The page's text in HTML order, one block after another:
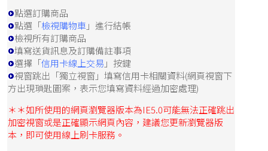
點選訂購商品
點選「檢視購物車 」進行結帳
檢視所有訂購商品
填寫送貨訊息及訂購備註事項
選擇「信用卡線上交易 」按鍵
視窗跳出「獨立視窗」填寫信用卡相關資料(網頁視窗下
方出現瑣匙圖案，表示您填寫資料經過加密處理)
＊＊如所使用的網頁瀏覽器版本為IE5.0可能無法正確跳出
加密視窗或是正確顯示網頁內容，建議您更新瀏覽器版
本，即可使用線上刷卡服務。